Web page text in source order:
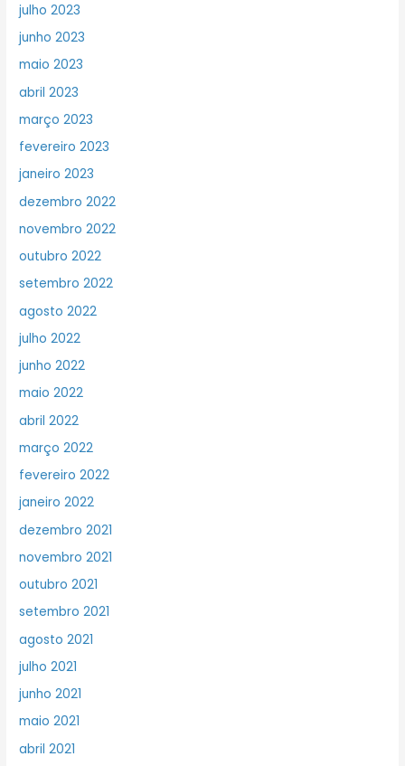
julho 2023
junho 2023
maio 2023
abril 2023
março 2023
fevereiro 2023
janeiro 2023
dezembro 2022
novembro 2022
outubro 2022
setembro 2022
agosto 2022
julho 2022
junho 2022
maio 2022
abril 2022
março 2022
fevereiro 2022
janeiro 2022
dezembro 2021
novembro 2021
outubro 2021
setembro 2021
agosto 2021
julho 2021
junho 2021
maio 2021
abril 2021